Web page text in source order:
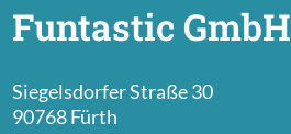
Funtastic GmbH
Siegelsdorfer Straße 30
90768 Fürth